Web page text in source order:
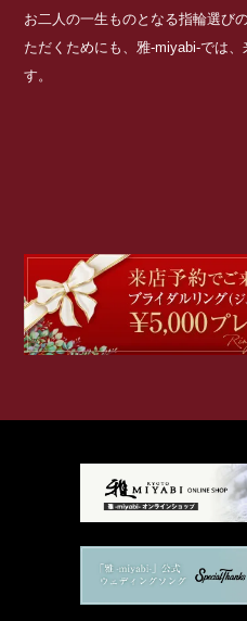
お二人の一生ものとなる指輪選び
ただくためにも、雅-miyabi-では
す。